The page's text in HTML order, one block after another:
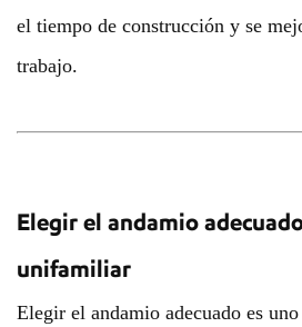
el tiempo de construcción y se
trabajo.
Elegir el andamio
unifamiliar
Elegir el andamio adecuado es